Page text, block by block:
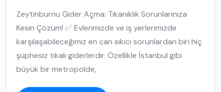
Zeytinburnu Gider Açma: Tıkanıklık Sorunlarınıza
Kesin Çözüm! ✅ Evlerimizde ve iş yerlerimizde
karşılaşabileceğimiz en can sıkıcı sorunlardan biri hiç
şüphesiz tıkalı giderlerdir. Özellikle İstanbul gibi
büyük bir metropolde,